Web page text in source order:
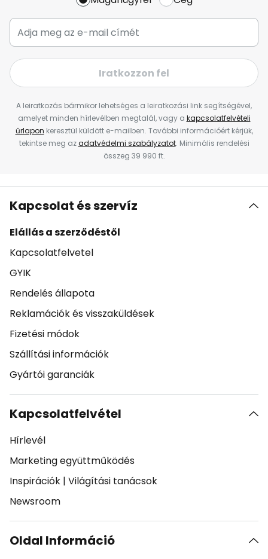
Iratkozzon fel
A leiratkozás bármikor lehetséges a leiratkozási link segítségével,
amelyet minden hírlevélben megtalál, vagy a kapcsolatfelvételi
űrlapon keresztül küldött e-mailben. További információért kérjük,
tekintse meg azadatvédelmi szabályzatot. Minimális rendelési
összeg 39 990 ft.
Kapcsolat és szervíz
Elállás a szerződéstől
Kapcsolatfelvetel
GYIK
Rendelés állapota
Reklamációk és visszaküldések
Fizetési módok
Szállítási információk
Gyártói garanciák
Kapcsolatfelvétel
Hírlevél
Marketing együttműködés
Inspirációk | Világítási tanácsok
Newsroom
Oldal Információ